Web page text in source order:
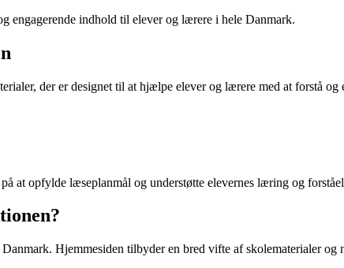
engagerende indhold til elever og lærere i hele Danmark.
der er designet til at hjælpe elever og lærere med at forstå og
at opfylde læseplanmål og understøtte elevernes læring og
Hjemmesiden tilbyder en bred vifte af skolematerialer og